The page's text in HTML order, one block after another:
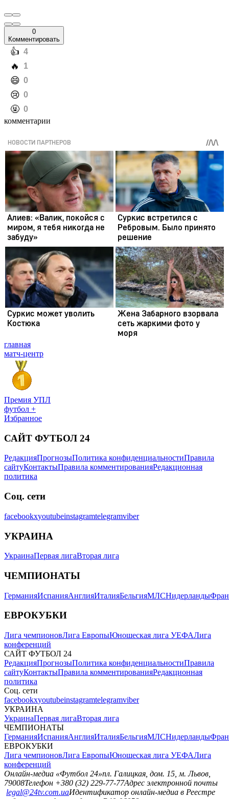
0
Комментировать
️👍 4
️🔥 1
️😄 0
️😢 0
️🤬 0
комментарии
главная
матч-центр
Премия УПЛ
футбол +
Избранное
САЙТ ФУТБОЛ 24
РедакцияПрогнозыПолитика конфиденциальностиПравила
сайтуКонтактыПравила комментированияРедакционная
политика
Соц. сети
facebookxyoutubeinstagramtelegramviber
УКРАИНА
УкраинаПервая лигаВторая лига
ЧЕМПИОНАТЫ
ГерманияИспанияАнглияИталияБельгияМЛСНидерланды
ЕВРОКУБКИ
Лига чемпионовЛига ЕвропыЮношеская лига УЕФАЛига
конференций
САЙТ ФУТБОЛ 24
РедакцияПрогнозыПолитика конфиденциальностиПравила
сайтуКонтактыПравила комментированияРедакционная
политика
Соц. сети
facebookxyoutubeinstagramtelegramviber
УКРАИНА
УкраинаПервая лигаВторая лига
ЧЕМПИОНАТЫ
ГерманияИспанияАнглияИталияБельгияМЛСНидерланды
ЕВРОКУБКИ
Лига чемпионовЛига ЕвропыЮношеская лига УЕФАЛига
конференций
Онлайн-медиа «Футбол 24»пл. Галицкая, дом. 15, м. Львов,
79008Телефон +380 (32) 229-77-77Адрес электронной почты
legal@24tv.com.uaИдентификатор онлайн-медиа в Реестре